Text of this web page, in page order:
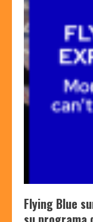
Flying Blue